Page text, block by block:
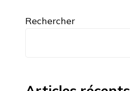
Rechercher